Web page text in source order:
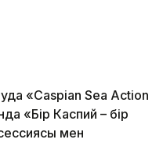
«Caspian Sea Action
«Бір Каспий – бір
мен